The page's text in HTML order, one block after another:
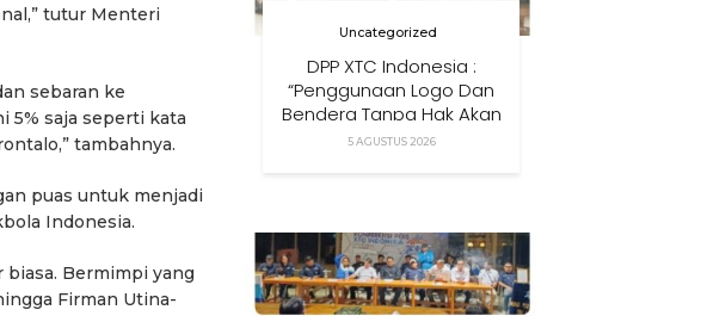
tutur Menteri
sebaran ke
5% saja seperti kata
tambahnya.
puas untuk menjadi
Indonesia.
biasa. Bermimpi yang
Firman Utina-
Uncategorized
DPP XTC Indonesia :
“Penggunaan Logo Dan
Bendera Tanpa Hak Akan
Ditindak”
5 AGUSTUS 2026